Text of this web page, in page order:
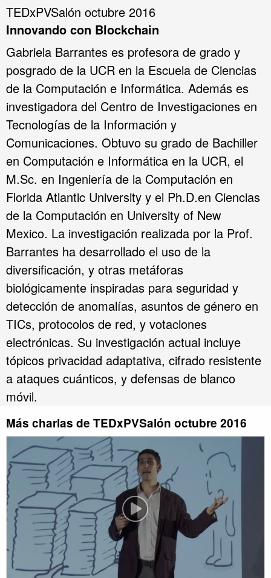
TEDxPVSalón octubre 2016
Innovando con Blockchain
Gabriela Barrantes es profesora de grado y
posgrado de la UCR en la Escuela de Ciencias
de la Computación e Informática. Además es
investigadora del Centro de Investigaciones en
Tecnologías de la Información y
Comunicaciones. Obtuvo su grado de Bachiller
en Computación e Informática en la UCR, el
M.Sc. en Ingeniería de la Computación en
Florida Atlantic University y el Ph.D.en Ciencias
de la Computación en University of New
Mexico. La investigación realizada por la Prof.
Barrantes ha desarrollado el uso de la
diversificación, y otras metáforas
biológicamente inspiradas para seguridad y
detección de anomalías, asuntos de género en
TICs, protocolos de red, y votaciones
electrónicas. Su investigación actual incluye
tópicos privacidad adaptativa, cifrado resistente
a ataques cuánticos, y defensas de blanco
móvil.
Más charlas de TEDxPVSalón octubre 2016